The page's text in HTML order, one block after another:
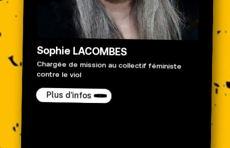
Sophie LACOMBES
Chargée de mission au collectif féministe
contre le viol
Plus d'infos